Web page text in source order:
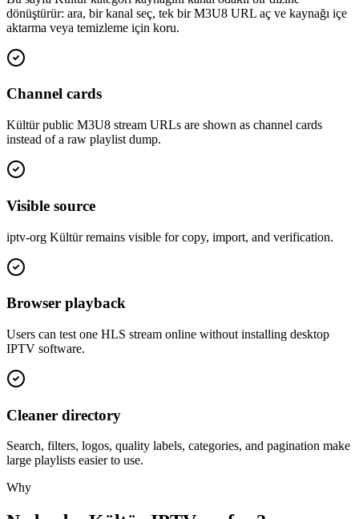
dönüştürür: ara, bir kanal seç, tek bir M3U8 URL aç ve kaynağı içe
aktarma veya temizleme için koru.
Channel cards
Kültür public M3U8 stream URLs are shown as channel cards
instead of a raw playlist dump.
Visible source
iptv-org Kültür remains visible for copy, import, and verification.
Browser playback
Users can test one HLS stream online without installing desktop
IPTV software.
Cleaner directory
Search, filters, logos, quality labels, categories, and pagination make
large playlists easier to use.
Why